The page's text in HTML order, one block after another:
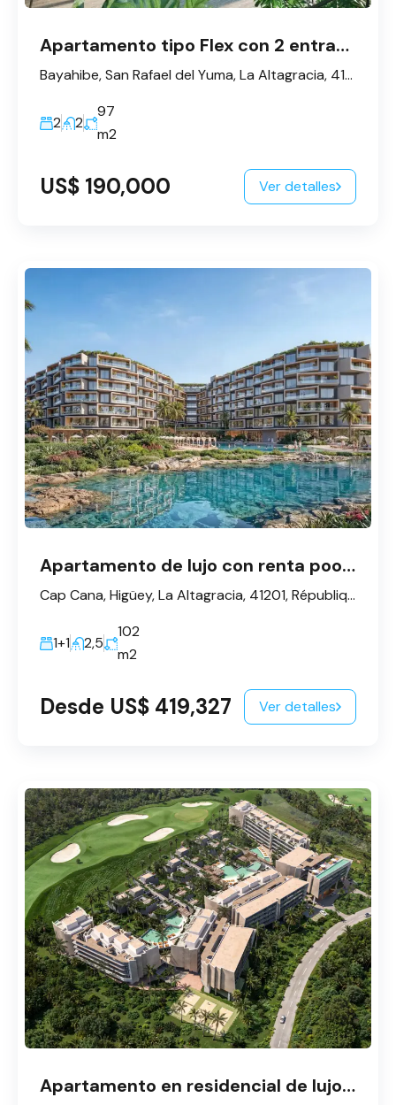
Apartamento tipo Flex con 2 entradas - Bayahibe
Bayahibe, San Rafael del Yuma, La Altagracia, 41202, République dominicaine
2 2
97
m2
US$ 190,000 Ver detalles
Apartamento de lujo con renta pool hotelero en Cap Cana
Cap Cana, Higüey, La Altagracia, 41201, République dominicaine
1+1 2,5
102
m2
Desde US$ 419,327 Ver detalles
Apartamento en residencial de lujo frente a Golf en Cap Cana